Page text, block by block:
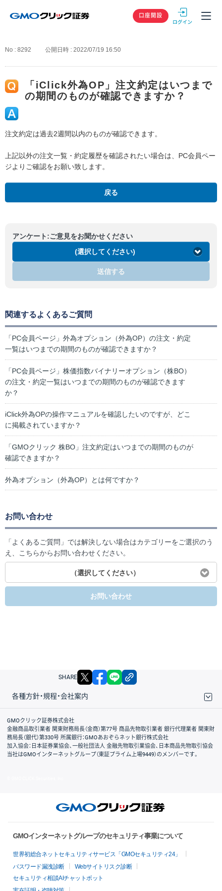
GMOクリック
口座開設
No : 8292 公開日時 : 2022/07/19 16:50
「iClick外為OP」注文約定はいつまで
の期間のものが確認できますか？
注文約定は過去2週間以内のものが確認できます。
上記以外の注文一覧・約定履歴を確認されたい場合は、PC会員ペー
ジよりご確認をお願い致します。
戻る
アンケート:ご意見をお聞かせください
(選択してください)
送信する
関連するよくあるご質問
「PC会員ページ」外為オプション（外為OP）の注文・約定
一覧はいつまでの期間のものが確認できますか？
「PC会員ページ」株価指数バイナリーオプション（株BO）
の注文・約定一覧はいつまでの期間のものが確認できます
か？
iClick外為OPの操作マニュアルを確認したいのですが、どこ
に掲載されていますか？
「GMOクリック 株BO」注文約定はいつまでの期間のものが
確認できますか？
外為オプション（外為OP）とは何ですか？
お問い合わせ
「よくあるご質問」では解決しない場合はカテゴリーをご選択のう
え、こちらからお問い合わせください。
（選択してください）
お問い合わせ
SHARE X facebook
各種方針・規程・会社案内
取引規程・約款
サイトマップ
その他のご案内
個人情報保護方針
最良執行方針
サイトのご利用について
ディスクレイマー
信託保全
リスク説明
会社案内
GMOクリック証券株式会社
金融商品取引業者 関東財務局長（金商）第77号 商品先物取引業者 銀行代理業者 関東財
務局長（銀代）第330号 所属銀行：GMOあおぞらネット銀行株式会社
加入協会：日本証券業協会、一般社団法人 金融先物取引業協会、日本商品先物取引協会
当社はGMOインターネットグループ（東証プライム上場9449）のメンバーです。
GMOインターネットグループのセキュリティ事業について
世界初総合ネットセキュリティサービス「GMOセキュリティ24」
パスワード漏洩診断
Webサイトリスク診断
セキュリティ相談AIチャットボット